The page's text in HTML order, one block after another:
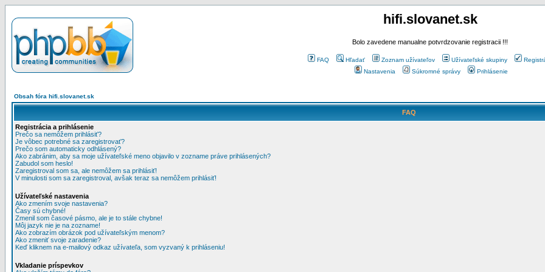
hifi.slovanet.sk
Bolo zavedene manualne potvrdzovanie registracii !!!
FAQ Hľadať Zoznam užívateľov Užívateľské skupiny
Nastavenia
Súkromné správy Prihlásenie
Obsah fóra hifi.slovanet.sk
FAQ
Registrácia a prihlásenie
Prečo sa nemôžem prihlásiť?
Je vôbec potrebné sa zaregistrovať?
Prečo som automaticky odhlásený?
Ako zabránim, aby sa moje užívateľské meno objavilo v zozname práve prihlásených?
Zabudol som heslo!
Zaregistroval som sa, ale nemôžem sa prihlásiť!
V minulosti som sa zaregistroval, avšak teraz sa nemôžem prihlásiť!
Užívateľské nastavenia
Ako zmením svoje nastavenia?
Časy sú chybné!
Zmenil som časové pásmo, ale je to stále chybne!
Môj jazyk nie je na zozname!
Ako zobrazím obrázok pod užívateľským menom?
Ako zmeniť svoje zaradenie?
Keď kliknem na e-mailový odkaz užívateľa, som vyzvaný k prihláseniu!
Vkladanie príspevkov